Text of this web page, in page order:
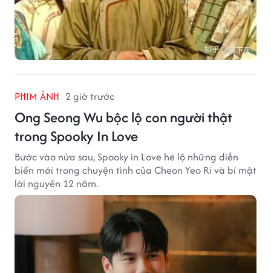
PHIM ẢNH 2 giờ trước
Ong Seong Wu bộc lộ con người thật
trong Spooky In Love
Bước vào nửa sau, Spooky in Love hé lộ những diễn
biến mới trong chuyện tình của Cheon Yeo Ri và bí mật
lời nguyền 12 năm.